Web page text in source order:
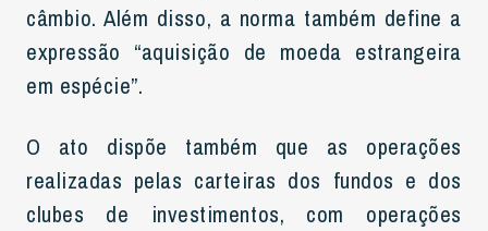
câmbio. Além disso, a norma também define a
expressão “aquisição de moeda estrangeira
em espécie”.
O ato dispõe também que as operações
realizadas pelas carteiras dos fundos e dos
clubes de investimentos, com operações